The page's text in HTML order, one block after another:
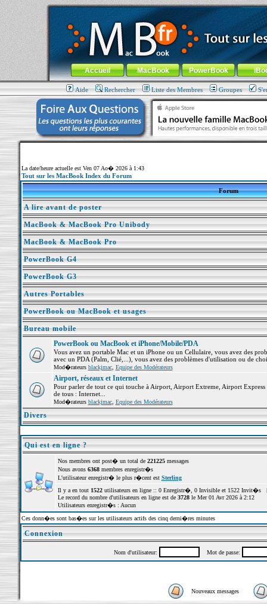
MacBook-fr.com : 100% Apple... 100% nomade !
Aller au contenu-Aller au menu général-Aller au menu de
Menu général
Accueil MacBook PowerBook
Aide Rechercher Liste des Membres Groupes
La date/heure actuelle est Ven 07 Ao� 2026 à 1:43
Tout sur les MacBook Index du Forum
Forum
A lire avant de poster
MacBook & MacBook Pro Unibody
MacBook & MacBook Pro
PowerBook G4
PowerBook G3
Autres Portables
PowerBook ou MacBook et usages
Bureau mobile
PowerBook ou MacBook et iPhone/Mobile/PDA
Vous avez un portable Mac et un iPhone ou un Cellulaire, vous avez des
avec un PDA (Palm, Clié,...), vous avez des problèmes d'utilisation ou de
Mod�rateurs blackjmac, Equipe des Modérateurs
Airport, réseaux et Internet
Pour parler de tout ce qui touche à Airport, Airport Extreme, Airport
de tous : Internet...
Mod�rateurs blackjmac, Equipe des Modérateurs
Divers
Qui est en ligne ?
Nos membres ont post� un total de 221225messages
Nous avons 6368membres enregistr�s
L'utilisateur enregistr� le plus r�cent est Sterling
Il y a en tout 1522utilisateurs en ligne :: 0 Enregistr�, 0 Invisible et 1522 Invit�s
Le record du nombre d'utilisateurs en ligne est de 3728le Mer 01 Avr 2026 à 2:12
Utilisateurs enregistr�s : Aucun
Ces donn�es sont bas�es sur les utilisateurs actifs des cinq derni�res minutes
Connexion
Nom d'utilisateur: Mot de passe:
Nouveaux messages